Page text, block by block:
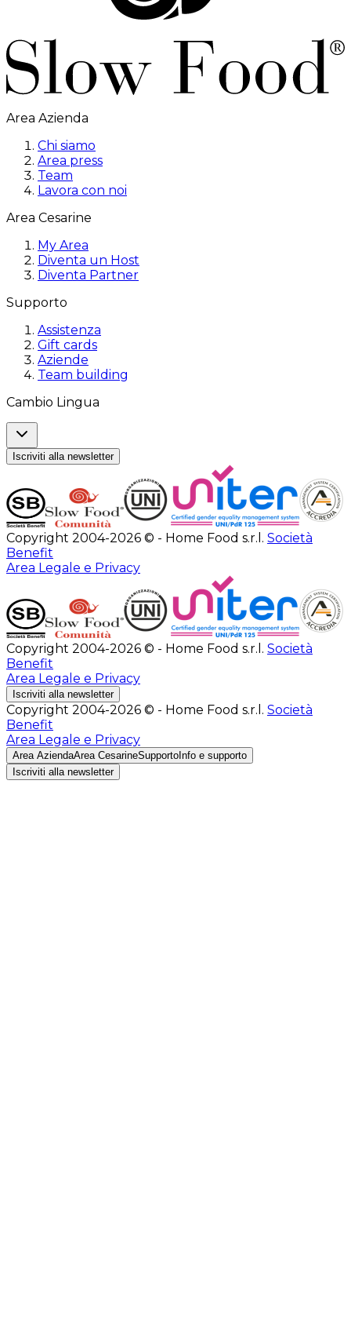
Area Azienda
Chi siamo
Area press
Team
Lavora con noi
Area Cesarine
My Area
Diventa un Host
Diventa Partner
Supporto
Assistenza
Gift cards
Aziende
Team building
Cambio Lingua
Iscriviti alla newsletter
Copyright 2004-2026 © - Home Food s.r.l. Società
Benefit
Area Legale e Privacy
Copyright 2004-2026 © - Home Food s.r.l. Società
Benefit
Area Legale e Privacy
Iscriviti alla newsletter
Copyright 2004-2026 © - Home Food s.r.l. Società
Benefit
Area Legale e Privacy
Area AziendaArea CesarineSupporto Info e supporto
Iscriviti alla newsletter